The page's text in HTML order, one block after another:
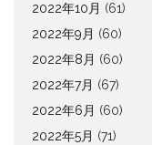
2022年10月 (61)
2022年9月 (60)
2022年8月 (60)
2022年7月 (67)
2022年6月 (60)
2022年5月 (71)